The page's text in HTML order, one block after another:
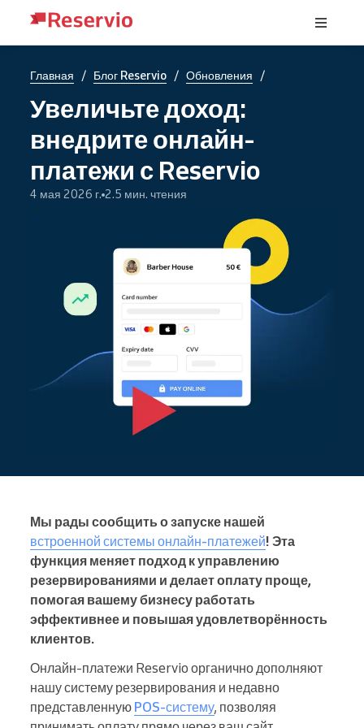
Главная / Блог Reservio / Обновления /
Увеличьте доход:
внедрите онлайн-
платежи с Reservio
4 мая 2026 г. 2.5 мин. чтения
Мы рады сообщить о запуске нашей
встроенной системы онлайн-платежей! Эта
функция меняет подход к управлению
резервированиями и делает оплату проще,
помогая вашему бизнесу работать
эффективнее и повышая удовлетворённость
клиентов.
Онлайн-платежи Reservio органично дополняют
нашу систему резервирования и недавно
представленную POS-систему, позволяя